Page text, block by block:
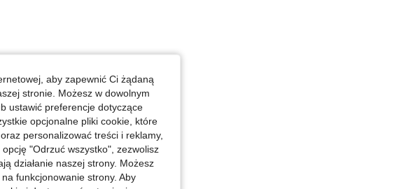
aby zapewnić Ci żądaną
stronie. Możesz w dowolnym
ustawić preferencje dotyczące
opcjonalne pliki cookie, które
personalizować treści i reklamy,
"Odrzuć wszystko", zezwolisz
działanie naszej strony. Możesz
funkcjonowanie strony. Aby